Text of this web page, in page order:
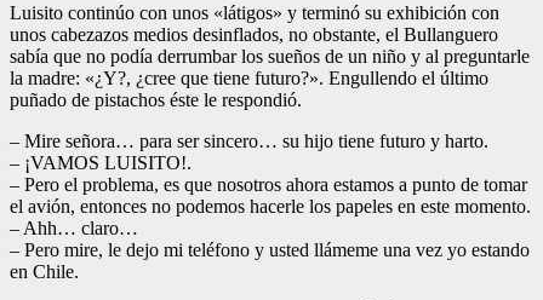
Luisito continúo con unos «látigos» y terminó su exhibición con
unos cabezazos medios desinflados, no obstante, el Bullanguero
sabía que no podía derrumbar los sueños de un niño y al preguntarle
la madre: «¿Y?, ¿cree que tiene futuro?». Engullendo el último
puñado de pistachos éste le respondió.
– Mire señora… para ser sincero… su hijo tiene futuro y harto.
– ¡VAMOS LUISITO!.
– Pero el problema, es que nosotros ahora estamos a punto de tomar
el avión, entonces no podemos hacerle los papeles en este momento.
– Ahh… claro…
– Pero mire, le dejo mi teléfono y usted llámeme una vez yo estando
en Chile.